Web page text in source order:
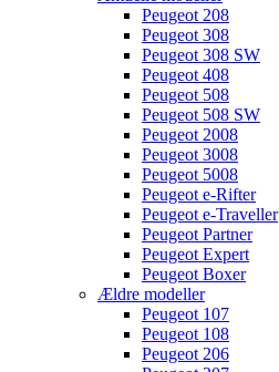
Peugeot 208
Peugeot 308
Peugeot 308 SW
Peugeot 408
Peugeot 508
Peugeot 508 SW
Peugeot 2008
Peugeot 3008
Peugeot 5008
Peugeot e-Rifter
Peugeot e-Traveller
Peugeot Partner
Peugeot Expert
Peugeot Boxer
Ældre modeller
Peugeot 107
Peugeot 108
Peugeot 206